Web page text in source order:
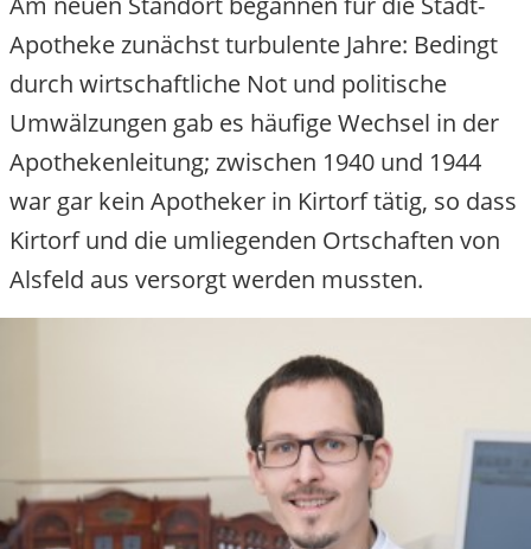
Apotheke zunächst turbulente Jahre: Bedingt
durch wirtschaftliche Not und politische
Umwälzungen gab es häufige Wechsel in der
Apothekenleitung; zwischen 1940 und 1944
war gar kein Apotheker in Kirtorf tätig, so dass
Kirtorf und die umliegenden Ortschaften von
Alsfeld aus versorgt werden mussten.